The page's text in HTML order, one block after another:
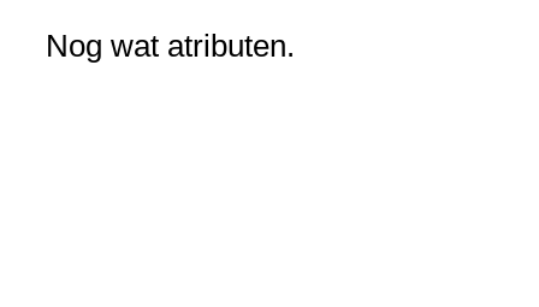
Nog wat atributen.